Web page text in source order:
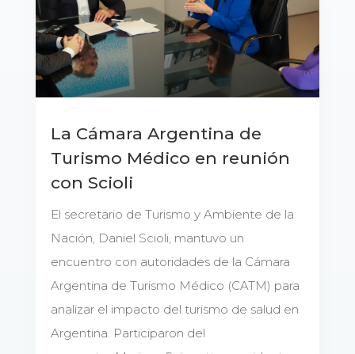
La Cámara Argentina de
Turismo Médico en reunión
con Scioli
El secretario de Turismo y Ambiente de la
Nación, Daniel Scioli, mantuvo un
encuentro con autoridades de la Cámara
Argentina de Turismo Médico (CATM) para
analizar el impacto del turismo de salud en
Argentina. Participaron del